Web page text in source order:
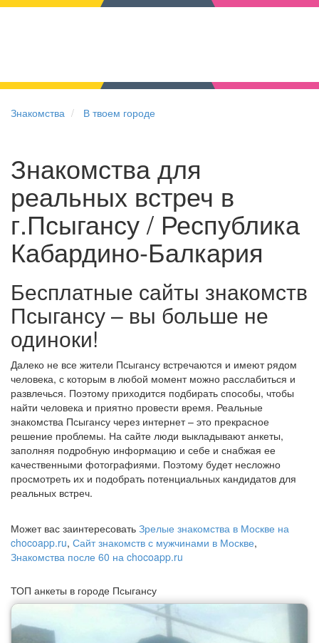
Знакомства В твоем городе
Знакомства для
реальных встреч в
г.Псыгансу / Республика
Кабардино-Балкария
Бесплатные сайты знакомств
Псыгансу – вы больше не
одиноки!
Далеко не все жители Псыгансу встречаются и имеют рядом
человека, с которым в любой момент можно расслабиться и
развлечься. Поэтому приходится подбирать способы, чтобы
найти человека и приятно провести время. Реальные
знакомства Псыгансу через интернет – это прекрасное
решение проблемы. На сайте люди выкладывают анкеты,
заполняя подробную информацию и себе и снабжая ее
качественными фотографиями. Поэтому будет несложно
просмотреть их и подобрать потенциальных кандидатов для
реальных встреч.
Может вас заинтересовать Зрелые знакомства в Москве на
chocoapp.ru, Сайт знакомств с мужчинами в Москве,
Знакомства после 60 на chocoapp.ru
ТОП анкеты в городе Псыгансу